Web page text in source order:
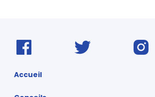
Accueil